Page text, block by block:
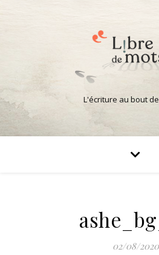
L'écriture au bout
02/08/2020